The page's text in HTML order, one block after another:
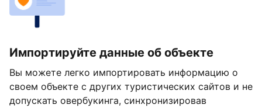
Импортируйте данные об объекте
Вы можете легко импортировать информацию о
своем объекте с других туристических сайтов и не
допускать овербукинга, синхронизировав